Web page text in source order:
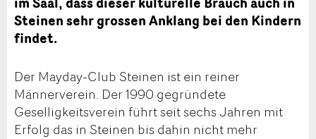
Steinen sehr grossen Anklang bei den Kindern
findet.
Der Mayday-Club Steinen ist ein reiner
Männerverein. Der 1990 gegründete
Geselligkeitsverein führt seit sechs Jahren mit
Erfolg das in Steinen bis dahin nicht mehr